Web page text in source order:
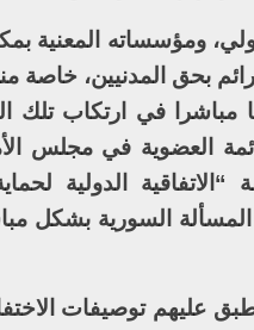
ومؤسساته المعنية
بحق المدنيين، خاصة
شريكا مباشرا في
العضوية في مجلس
“الاتفاقية الدولية
السورية بشكل
مواطن سوري، تنطبق عليهم